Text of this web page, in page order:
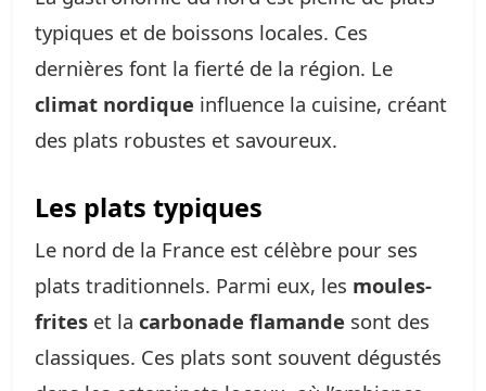
typiques et de boissons locales. Ces
dernières font la fierté de la région. Le
climat nordique influence la cuisine, créant
des plats robustes et savoureux.
Les plats typiques
Le nord de la France est célèbre pour ses
plats traditionnels. Parmi eux, les moules-
frites et la carbonade flamande sont des
classiques. Ces plats sont souvent dégustés